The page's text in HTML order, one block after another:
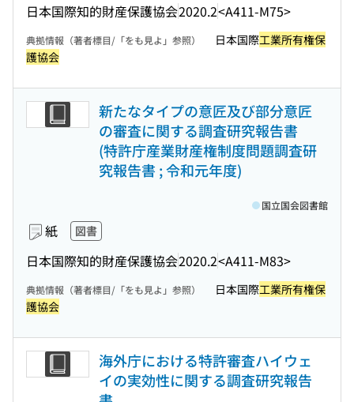
日本国際知的財産保護協会2020.2<A411-M75>
典拠情報（著者標目/「をも見よ」参照） 日本国際工業所有権保
護協会
新たなタイプの意匠及び部分意匠
の審査に関する調査研究報告書
(特許庁産業財産権制度問題調査研
究報告書 ; 令和元年度)
紙 図書
日本国際知的財産保護協会2020.2<A411-M83>
国立国会図書館
典拠情報（著者標目/「をも見よ」参照） 日本国際工業所有権保
護協会
海外庁における特許審査ハイウェ
イの実効性に関する調査研究報告